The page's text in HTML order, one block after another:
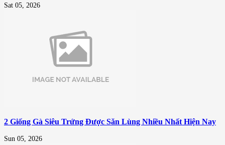
Sat 05, 2026
2 Giống Gà Siêu Trứng Được Săn Lùng Nhiều Nhất Hiện Nay
Sun 05, 2026